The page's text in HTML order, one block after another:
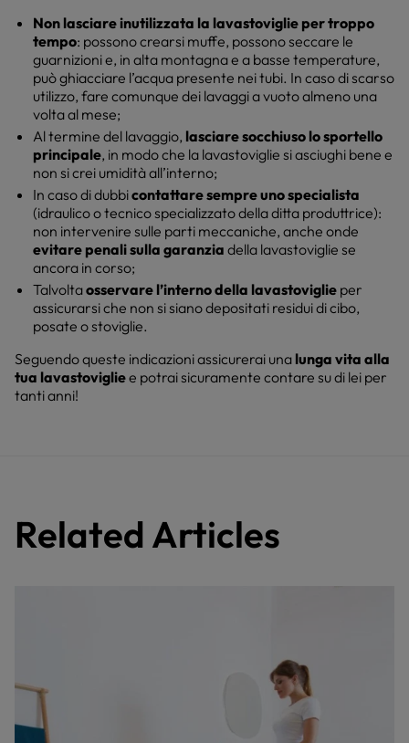
Non lasciare inutilizzata la lavastoviglie per troppo
tempo: possono crearsi muffe, possono seccare le
guarnizioni e, in alta montagna e a basse temperature,
può ghiacciare l’acqua presente nei tubi. In caso di scarso
utilizzo, fare comunque dei lavaggi a vuoto almeno una
volta al mese;
Al termine del lavaggio, lasciare socchiuso lo sportello
principale, in modo che la lavastoviglie si asciughi bene e
non si crei umidità all’interno;
In caso di dubbicontattare sempre uno specialista
(idraulico o tecnico specializzato della ditta produttrice):
non intervenire sulle parti meccaniche, anche onde
evitare penali sulla garanzia della lavastoviglie se
ancora in corso;
Talvoltaosservare l’interno della lavastoviglie per
assicurarsi che non si siano depositati residui di cibo,
posate o stoviglie.
Seguendo queste indicazioni assicurerai una lunga vita alla
tua lavastovigliee potrai sicuramente contare su di lei per
tanti anni!
Related Articles